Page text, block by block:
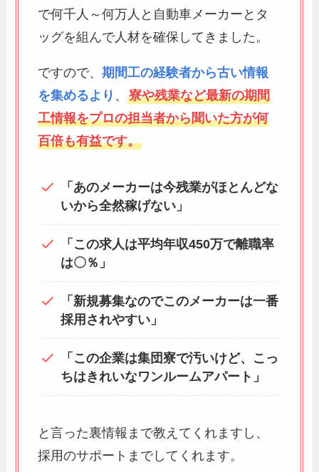
で何千人～何万人と自動車メーカーとタ
ッグを組んで人材を確保してきました。
ですので、期間工の経験者から古い情報
を集めるより 、寮や残業など最新の期間
工情報をプロの担当者から聞いた方が何
百倍も有益です。
「あのメーカーは今残業がほとんどな
いから全然稼げない」
「この求人は平均年収450万で離職率
は〇％」
「新規募集なのでこのメーカーは一番
採用されやすい」
「この企業は集団寮で汚いけど、こっ
ちはきれいなワンルームアパート」
と言った裏情報まで教えてくれますし、
採用のサポートまでしてくれます。